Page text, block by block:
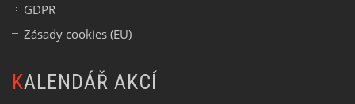
GDPR
Zásady cookies (EU)
KALENDÁŘ AKCÍ